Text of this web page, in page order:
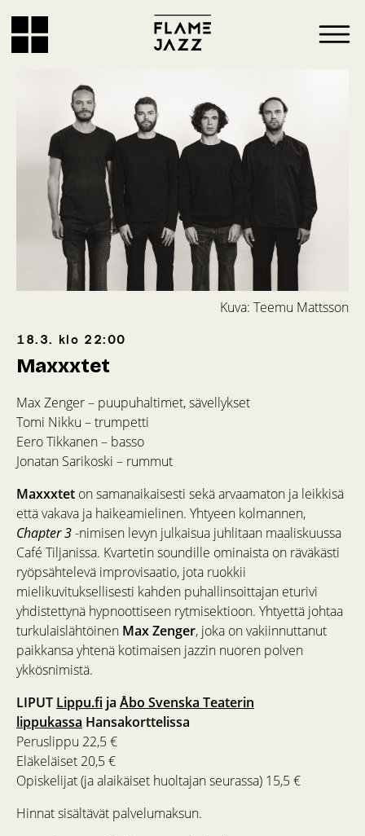
Kuva: Teemu Mattsson
18.3. klo 22:00
Maxxxtet
Max Zenger – puupuhaltimet, sävellykset
Tomi Nikku – trumpetti
Eero Tikkanen – basso
Jonatan Sarikoski – rummut
Maxxxtet on samanaikaisesti sekä arvaamaton ja leikkisä
että vakava ja haikeamielinen. Yhtyeen kolmannen,
Chapter 3-nimisen levyn julkaisua juhlitaan maaliskuussa
Café Tiljanissa. Kvartetin soundille ominaista on räväkästi
ryöpsähtelevä improvisaatio, jota ruokkii
mielikuvituksellisesti kahden puhallinsoittajan eturivi
yhdistettynä hypnoottiseen rytmisektioon. Yhtyettä johtaa
turkulaislähtöinen Max Zenger, joka on vakiinnuttanut
paikkansa yhtenä kotimaisen jazzin nuoren polven
ykkösnimistä.
LIPUT Lippu.fi ja Åbo Svenska Teaterin
lippukassa Hansakorttelissa
Peruslippu 22,5 €
Eläkeläiset 20,5 €
Opiskelijat (ja alaikäiset huoltajan seurassa) 15,5 €
Hinnat sisältävät palvelumaksun.